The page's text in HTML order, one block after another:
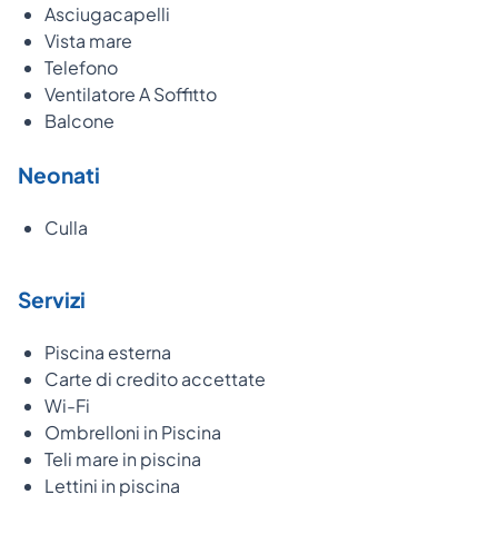
Asciugacapelli
Vista mare
Telefono
Ventilatore A Soffitto
Balcone
Neonati
Culla
Servizi
Piscina esterna
Carte di credito accettate
Wi-Fi
Ombrelloni in Piscina
Teli mare in piscina
Lettini in piscina